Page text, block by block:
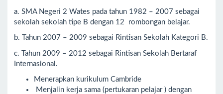
a. SMA Negeri 2 Wates pada tahun 1982 – 2007 sebagai
sekolah sekolah tipe B dengan 12 rombongan belajar.
b. Tahun 2007 – 2009 sebagai Rintisan Sekolah Kategori B.
c. Tahun 2009 – 2012 sebagai Rintisan Sekolah Bertaraf
Internasional.
Menerapkan kurikulum Cambride
Menjalin kerja sama (pertukaran pelajar ) dengan